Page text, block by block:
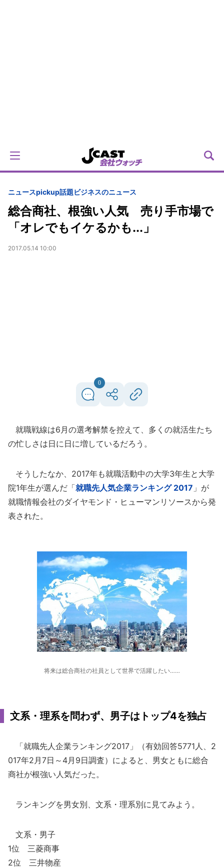
ニュースpickup話題ビジネスのニュース
総合商社、根強い人気 売り手市場で
「オレでもイケるかも...」
2017.05.14 10:00
0
就職戦線は6月の選考解禁を控えて、多くの就活生たち
の忙しさは日に日に増しているだろう。
そうしたなか、2017年も就職活動中の大学3年生と大学
院1年生が選んだ「就職先人気企業ランキング 2017 」が
就職情報会社のダイヤモンド・ヒューマンリソースから発
表された。
将来は総合商社の社員として世界で活躍したい……
文系・理系を問わず、男子はトップ4を独占
「就職先人企業ランキング2017」（有効回答5771人、2
017年2月7日～4月9日調査）によると、男女ともに総合
商社が根強い人気だった。
ランキングを男女別、文系・理系別に見てみよう。
文系・男子
1位 三菱商事
2位 三井物産